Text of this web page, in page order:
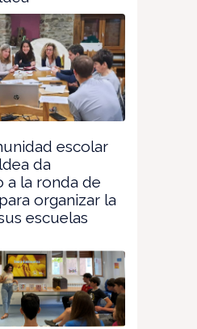
escolar
da
a la ronda de
organizar la
escuelas